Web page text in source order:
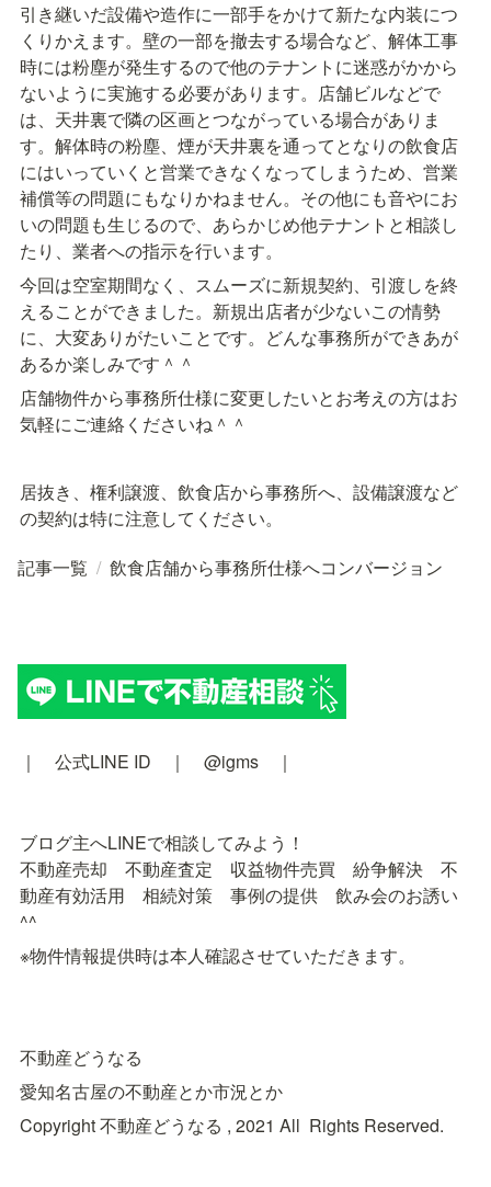
引き継いだ設備や造作に一部手をかけて新たな内装につ
くりかえます。壁の一部を撤去する場合など、解体工事
時には粉塵が発生するので他のテナントに迷惑がかから
ないように実施する必要があります。店舗ビルなどで
は、天井裏で隣の区画とつながっている場合がありま
す。解体時の粉塵、煙が天井裏を通ってとなりの飲食店
にはいっていくと営業できなくなってしまうため、営業
補償等の問題にもなりかねません。その他にも音やにお
いの問題も生じるので、あらかじめ他テナントと相談し
たり、業者への指示を行います。
今回は空室期間なく、スムーズに新規契約、引渡しを終
えることができました。新規出店者が少ないこの情勢
に、大変ありがたいことです。どんな事務所ができあが
あるか楽しみです＾＾
店舗物件から事務所仕様に変更したいとお考えの方はお
気軽にご連絡くださいね＾＾
居抜き、権利譲渡、飲食店から事務所へ、設備譲渡など
の契約は特に注意してください。
記事一覧 / 飲食店舗から事務所仕様へコンバージョン
｜　公式LINE ID　｜　@igms　｜
ブログ主へLINEで相談してみよう！
不動産売却　不動産査定　収益物件売買　紛争解決　不
動産有効活用　相続対策　事例の提供　飲み会のお誘い
^^
※物件情報提供時は本人確認させていただきます。
不動産どうなる
愛知名古屋の不動産とか市況とか
Copyright 不動産どうなる , 2021 All Rights Reserved.